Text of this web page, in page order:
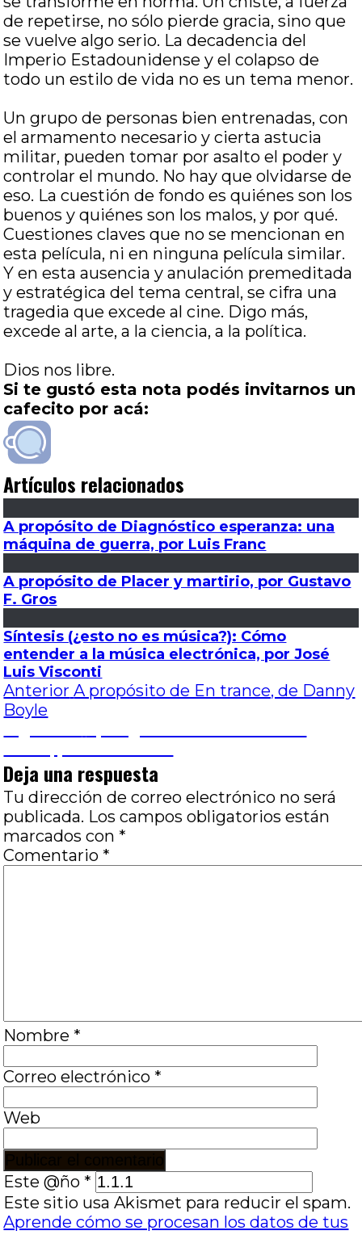
de repetirse, no sólo pierde gracia, sino que
se vuelve algo serio. La decadencia del
Imperio Estadounidense y el colapso de
todo un estilo de vida no es un tema menor.
Un grupo de personas bien entrenadas, con
el armamento necesario y cierta astucia
militar, pueden tomar por asalto el poder y
controlar el mundo. No hay que olvidarse de
eso. La cuestión de fondo es quiénes son los
buenos y quiénes son los malos, y por qué.
Cuestiones claves que no se mencionan en
esta película, ni en ninguna película similar.
Y en esta ausencia y anulación premeditada
y estratégica del tema central, se cifra una
tragedia que excede al cine. Digo más,
excede al arte, a la ciencia, a la política.
Dios nos libre.
Si te gustó esta nota podés invitarnos un
cafecito por acá:
Artículos relacionados
A propósito de Diagnóstico esperanza: una
máquina de guerra, por Luis Franc
A propósito de Placer y martirio, por Gustavo
F. Gros
Síntesis (¿esto no es música?): Cómo
entender a la música electrónica, por José
Luis Visconti
Navegación
de
entradas
Anterior Entrada
A propósito de En trance, de Danny
Boyle
Deja una respuesta
Tu dirección de correo electrónico no será
publicada. Los campos obligatorios están
marcados con *
Comentario *
Nombre *
Correo electrónico *
Web
Este @ño *
Este sitio usa Akismet para reducir el spam.
Aprende cómo se procesan los datos de tus